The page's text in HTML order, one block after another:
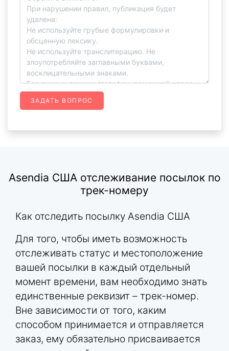
ЗАДАТЬ ВОПРОС
Asendia США отслеживание посылок по
трек-номеру
Как отследить посылку Asendia США
Для того, чтобы иметь возможность
отслеживать статус и местоположение
вашей посылки в каждый отдельный
момент времени, вам необходимо знать
единственные реквизит – трек-номер.
Вне зависимости от того, каким
способом принимается и отправляется
заказ, ему обязательно присваивается